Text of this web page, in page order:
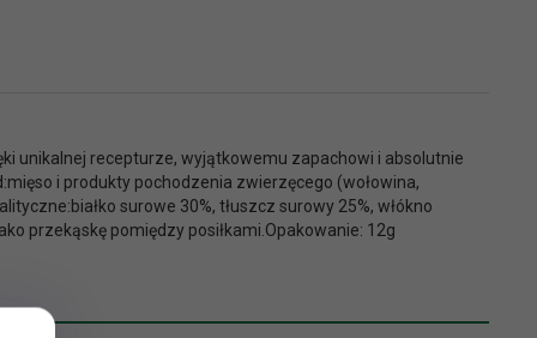
unikalnej recepturze, wyjątkowemu zapachowi i absolutnie
i produkty pochodzenia zwierzęcego (wołowina,
surowe 30%, tłuszcz surowy 25%, włókno
przekąskę pomiędzy posiłkami.Opakowanie: 12g